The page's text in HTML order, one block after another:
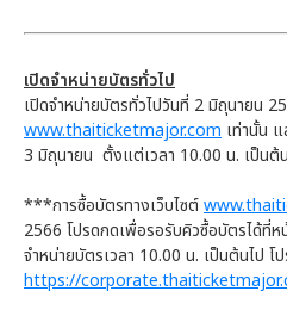
เปิดจำหน่ายบัตรทั่วไป
เปิดจำหน่ายบัตรทั่วไปวันที่ 2 มิถุนายน
www.thaiticketmajor.com เท่านั้น
3 มิถุนายน ตั้งแต่เวลา 10.00 น. เป็นต้
***การซื้อบัตรทางเว็บไซต์
2566 โปรดกดเพื่อรอรับคิวซื้อบัตรได้ที่
จำหน่ายบัตรเวลา 10.00 น. เป็นต้นไป
https://